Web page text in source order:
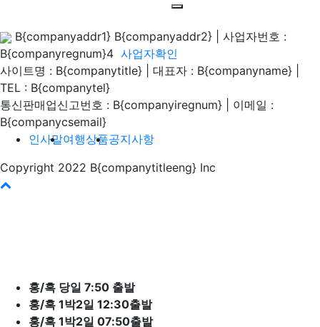
B{companyaddr1} B{companyaddr2}
사업자번호 :
B{companyregnum}4 사업자확인
사이트명 : B{companytitle} | 대표자 : B{companyname}
TEL : B{companytel}
통신판매업신고번호 : B{companyiregnum}
이메일 :
B{companycsemail}
인사말여행상품공지사항
Copyright 2022 B{companytitleeng} Inc
홍/흑 당일 7:50 출발
홍/흑 1박2일 12:30출발
홍/흑 1박2일 07:50출발